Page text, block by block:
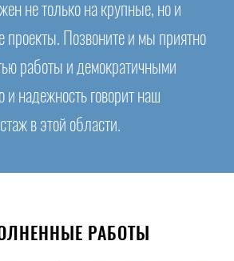
не только на крупные, но и
проекты. Позвоните и мы приятно
работы и демократичными
и надежность говорит наш
в этой области.
РАБОТЫ